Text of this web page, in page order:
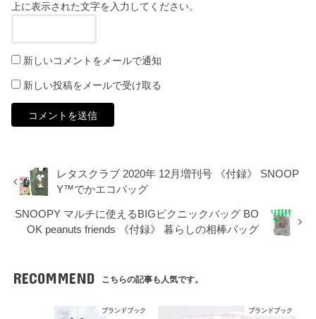
上に表示された文字を入力してください。
新しいコメントをメールで通知
新しい投稿をメールで受け取る
レタスクラブ 2020年 12月増刊号 《付録》 SNOOP
Y™でかエコバッグ
SNOOPY マルチに使えるBIGピクニックバッグ BO
OK peanuts friends 《付録》 暮らしの相棒バッグ
RECOMMEND こちらの記事も人気です。
ブランドブック ブランドブック